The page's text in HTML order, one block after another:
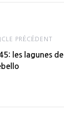
PRÉCÉDENT
les lagunes de